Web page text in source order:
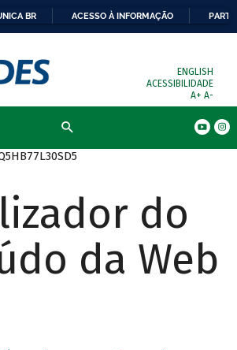
BR ACESSO À INFORMAÇÃO
ENGLISH
ACESSIBILIDADE
A+ A-
do
da Web